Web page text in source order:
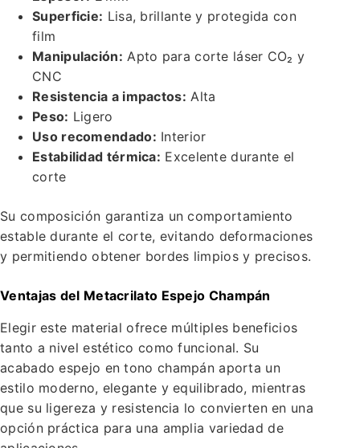
Superficie: Lisa, brillante y protegida con
film
Manipulación: Apto para corte láser CO₂ y
CNC
Resistencia a impactos: Alta
Peso: Ligero
Uso recomendado: Interior
Estabilidad térmica: Excelente durante el
corte
Su composición garantiza un comportamiento
estable durante el corte, evitando deformaciones
y permitiendo obtener bordes limpios y precisos.
Ventajas del Metacrilato Espejo Champán
Elegir este material ofrece múltiples beneficios
tanto a nivel estético como funcional. Su
acabado espejo en tono champán aporta un
estilo moderno, elegante y equilibrado, mientras
que su ligereza y resistencia lo convierten en una
opción práctica para una amplia variedad de